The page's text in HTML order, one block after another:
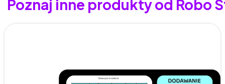
Poznaj inne produkty od Robo